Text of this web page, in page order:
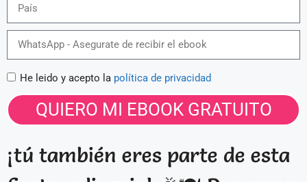
He leido y acepto la política de privacidad
QUIERO MI EBOOK GRATUITO
¡tú también eres parte de esta